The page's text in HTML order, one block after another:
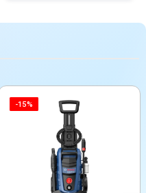
-15%